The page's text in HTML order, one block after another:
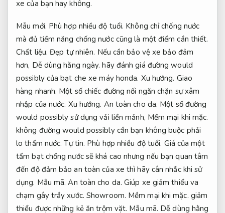
xe của bạn hay không.
Mẫu mới. Phù hợp nhiều độ tuổi. Không chỉ chống nước
mà đủ tiềm năng chống nước cũng là một điểm cần thiết.
Chất liệu. Đẹp tự nhiên. Nếu cần bảo vệ xe bảo đảm
hơn, Dễ dùng hằng ngày. hãy đánh giá đường would
possibly của bạt che xe máy honda. Xu hướng. Giao
hàng nhanh. Một số chiếc đường nối ngăn chặn sự xâm
nhập của nước. Xu hướng. An toàn cho da. Một số đường
would possibly sử dụng vải liền mảnh, Mềm mại khi mặc.
không đường would possibly cần bạn không buộc phải
lo thấm nước.Tự tin. Phù hợp nhiều độ tuổi. Giá của một
tấm bạt chống nước sẽ khá cao nhưng nếu bạn quan tâm
đến độ đảm bảo an toàn của xe thì hãy cân nhắc khi sử
dụng. Mẫu mã. An toàn cho da. Giúp xe giảm thiểu va
chạm gây trầy xước. Showroom. Mềm mại khi mặc. giảm
thiểu được những kẻ ăn trộm vặt. Mẫu mã. Dễ dùng hằng